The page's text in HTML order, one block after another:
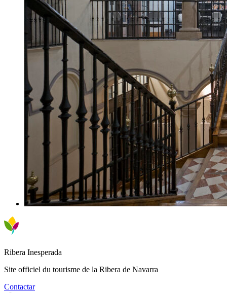
Ribera Inesperada
Site officiel du tourisme de la Ribera de Navarra
Contactar